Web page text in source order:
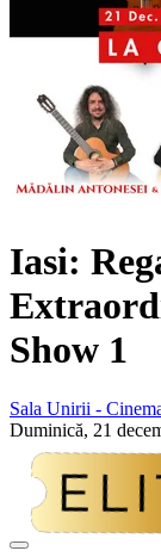
Iasi:
Show 1
Sala Unirii -
Duminică, 21
Adaugă